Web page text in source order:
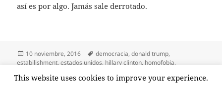
así es por algo. Jamás sale derrotado.
Publicado
el
10 noviembre, 2016 Etiquetas
democracia,donald trump,
estabilishment,estados unidos, hillary clinton, homofobia,
5 comentariosen Pues ganó Trump
This website uses cookies to improve your experience.